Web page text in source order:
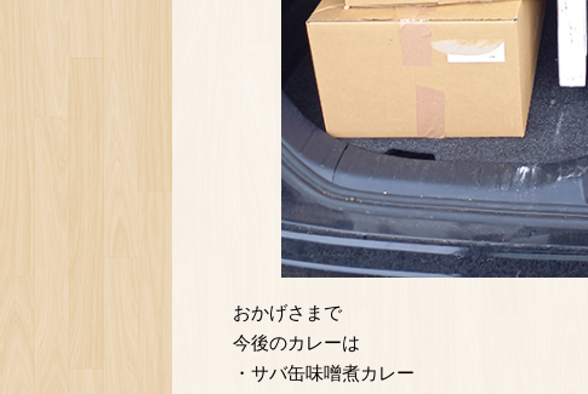
おかげさまで
今後のカレーは
・サバ缶味噌煮カレー